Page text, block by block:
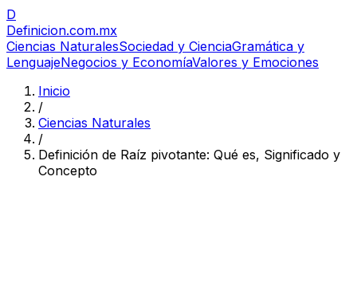
D
Definicion.com.mx
Ciencias NaturalesSociedad y CienciaGramática y
LenguajeNegocios y EconomíaValores y Emociones
Inicio
/
Ciencias Naturales
/
Definición de Raíz pivotante: Qué es, Significado y
Concepto